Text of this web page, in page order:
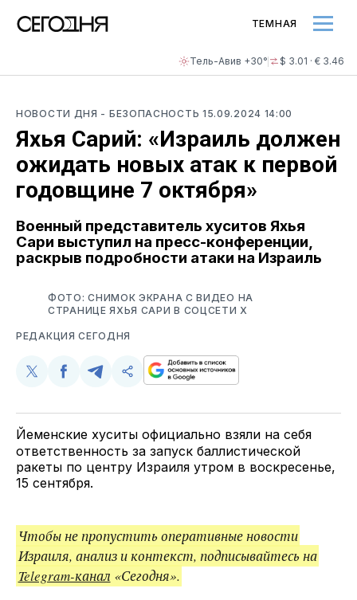
Тель-Авив +30° $ 3.01 · € 3.46
ТЕМНАЯ
НОВОСТИ ДНЯ - БЕЗОПАСНОСТЬ 15.09.2024 14:00
Яхья Сарий: «Израиль должен
ожидать новых атак к первой
годовщине 7 октября»
Военный представитель хуситов Яхья
Сари выступил на пресс-конференции,
раскрыв подробности атаки на Израиль
ФОТО: СНИМОК ЭКРАНА С ВИДЕО НА
СТРАНИЦЕ ЯХЬЯ САРИ В СОЦСЕТИ X
РЕДАКЦИЯ СЕГОДНЯ
Поделиться
Twitter
Поделиться
Facebook
Поделиться
Telegram
Скопируйте
поделитесь
ссылкой
Йеменские хуситы официально взяли на себя
ответственность за запуск баллистической
ракеты по центру Израиля утром в воскресенье,
15 сентября.
Чтобы не пропустить оперативные новости
Израиля, анализ и контекст, подписывайтесь на
Telegram-канал «Сегодня».